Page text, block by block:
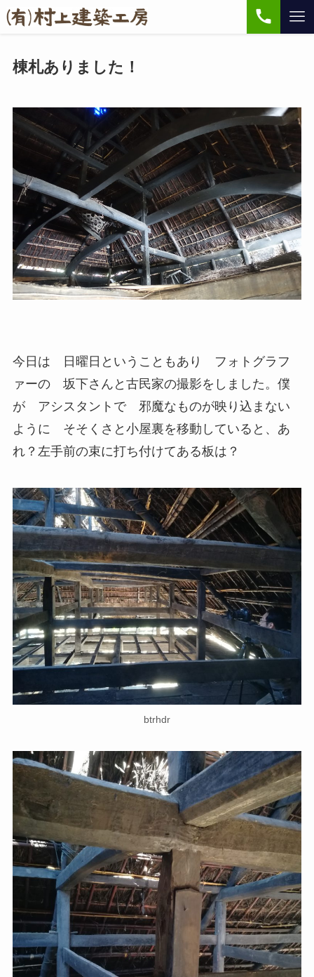
棟札ありました！
今日は 日曜日ということもあり フォトグラフ
ァーの 坂下さんと古民家の撮影をしました。僕
が アシスタントで 邪魔なものが映り込まない
ように そそくさと小屋裏を移動していると、あ
れ？左手前の束に打ち付けてある板は？
btrhdr